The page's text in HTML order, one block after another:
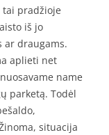
tai pradžioje
iš jo
ar draugams.
aplieti net
name
parketą. Todėl
situacija